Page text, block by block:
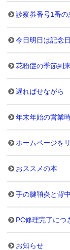
診察券番号1番の
今日明日は記念日
花粉症の季節到
遅ればせながら
年末年始の営業
ホームページを
おススメの本
手の腱鞘炎と背
PC修理完了につ
お知らせ